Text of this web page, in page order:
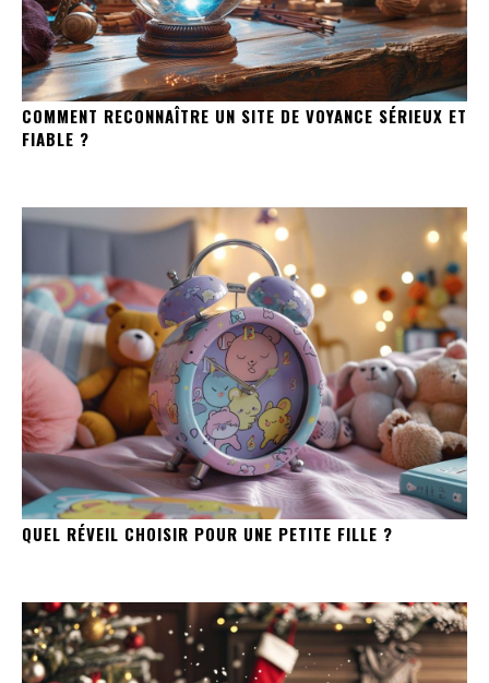
COMMENT RECONNAÎTRE UN SITE DE VOYANCE SÉRIEUX ET
FIABLE ?
QUEL RÉVEIL CHOISIR POUR UNE PETITE FILLE ?